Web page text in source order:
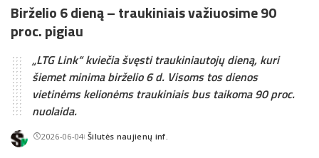
Birželio 6 dieną – traukiniais važiuosime 90
proc. pigiau
„LTG Link“ kviečia švęsti traukiniautojų dieną, kuri
šiemet minima birželio 6 d. Visoms tos dienos
vietinėms kelionėms traukiniais bus taikoma 90 proc.
nuolaida.
2026-06-04Posted
Šilutės naujienų inf.